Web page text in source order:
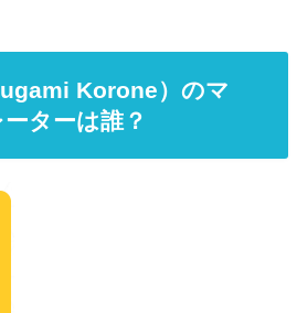
Korone）のマ
ターは誰？